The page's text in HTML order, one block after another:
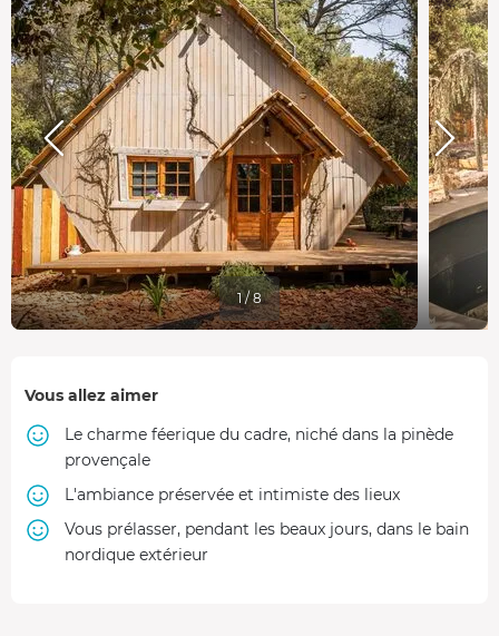
1 / 8
Vous allez aimer
Le charme féerique du cadre, niché dans la pinède
provençale
L'ambiance préservée et intimiste des lieux
Vous prélasser, pendant les beaux jours, dans le bain
nordique extérieur